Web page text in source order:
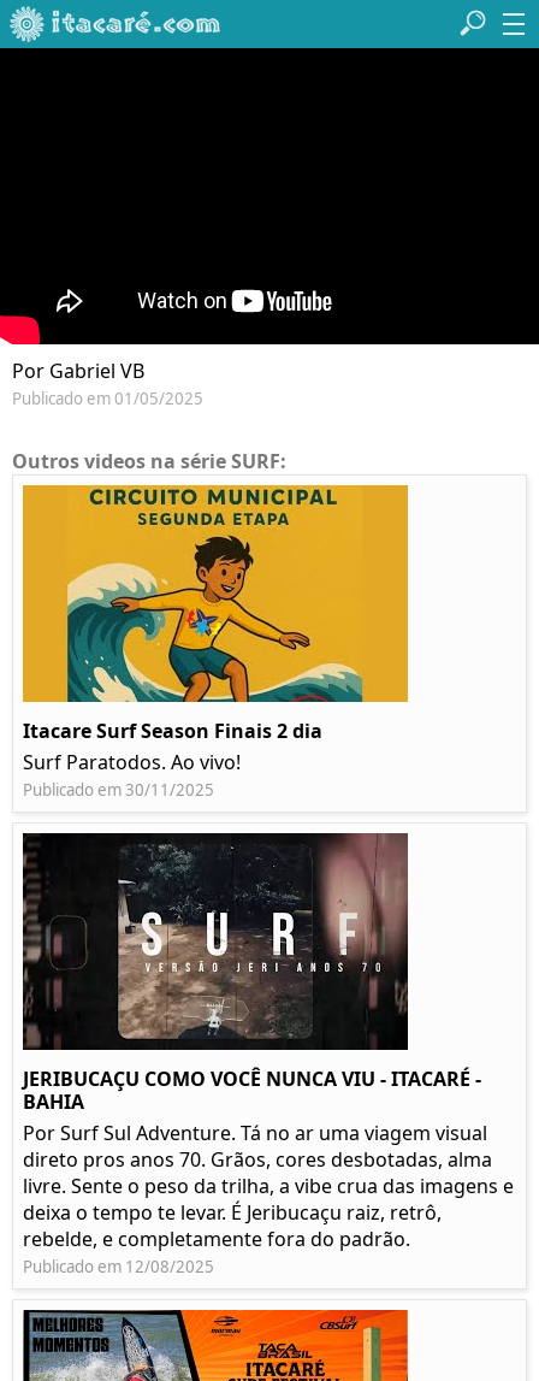
Por Gabriel VB
Publicado em 01/05/2025
Outros videos na série SURF:
Itacare Surf Season Finais 2 dia
Surf Paratodos. Ao vivo!
Publicado em 30/11/2025
JERIBUCAÇU COMO VOCÊ NUNCA VIU - ITACARÉ -
BAHIA
Por Surf Sul Adventure. Tá no ar uma viagem visual
direto pros anos 70. Grãos, cores desbotadas, alma
livre. Sente o peso da trilha, a vibe crua das imagens e
deixa o tempo te levar. É Jeribucaçu raiz, retrô,
rebelde, e completamente fora do padrão.
Publicado em 12/08/2025